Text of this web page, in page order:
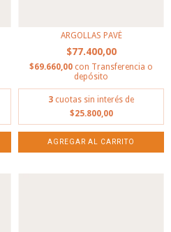
ARGOLLAS PAVÉ
$77.400,00
$69.660,00 con Transferencia o
depósito
3 cuotas sin interés de
$25.800,00